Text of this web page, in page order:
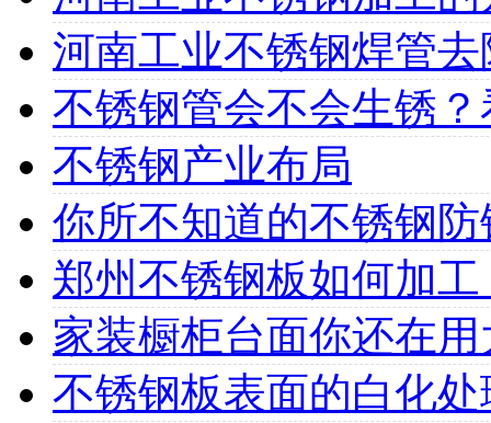
河南工业不锈钢焊管
不锈钢管会不会生锈
不锈钢产业布局
你所不知道的不锈钢
郑州不锈钢板如何加工
家装橱柜台面你还在
不锈钢板表面的白化